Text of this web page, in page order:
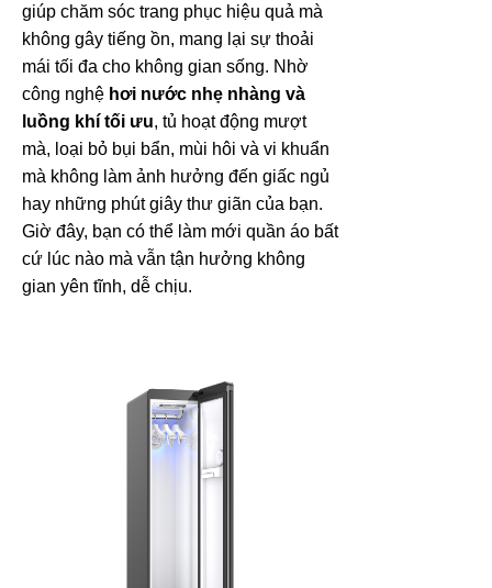
giúp chăm sóc trang phục hiệu quả mà
không gây tiếng ồn, mang lại sự thoải
mái tối đa cho không gian sống. Nhờ
công nghệ hơi nước nhẹ nhàng và
luồng khí tối ưu, tủ hoạt động mượt
mà, loại bỏ bụi bẩn, mùi hôi và vi khuẩn
mà không làm ảnh hưởng đến giấc ngủ
hay những phút giây thư giãn của bạn.
Giờ đây, bạn có thể làm mới quần áo bất
cứ lúc nào mà vẫn tận hưởng không
gian yên tĩnh, dễ chịu.